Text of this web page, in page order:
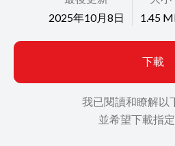
2025年10月8日
1.45
下載
我已閱讀和瞭解以
並希望下載指定